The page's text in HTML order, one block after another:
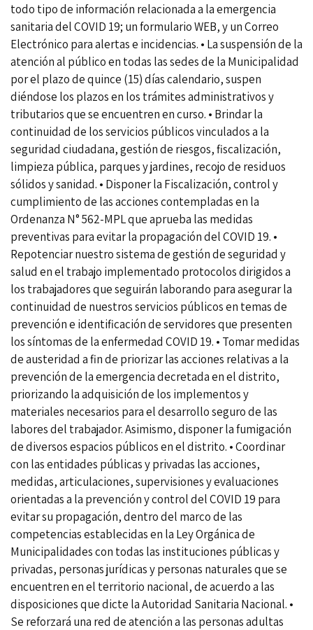
todo tipo de información relacionada a la emergencia
sanitaria del COVID 19; un formulario WEB, y un Correo
Electrónico para alertas e incidencias. • La suspensión de la
atención al público en todas las sedes de la Municipalidad
por el plazo de quince (15) días calendario, suspen
diéndose los plazos en los trámites administrativos y
tributarios que se encuentren en curso. • Brindar la
continuidad de los servicios públicos vinculados a la
seguridad ciudadana, gestión de riesgos, fiscalización,
limpieza pública, parques y jardines, recojo de residuos
sólidos y sanidad. • Disponer la Fiscalización, control y
cumplimiento de las acciones contempladas en la
Ordenanza N° 562-MPL que aprueba las medidas
preventivas para evitar la propagación del COVID 19. •
Repotenciar nuestro sistema de gestión de seguridad y
salud en el trabajo implementado protocolos dirigidos a
los trabajadores que seguirán laborando para asegurar la
continuidad de nuestros servicios públicos en temas de
prevención e identificación de servidores que presenten
los síntomas de la enfermedad COVID 19. • Tomar medidas
de austeridad a fin de priorizar las acciones relativas a la
prevención de la emergencia decretada en el distrito,
priorizando la adquisición de los implementos y
materiales necesarios para el desarrollo seguro de las
labores del trabajador. Asimismo, disponer la fumigación
de diversos espacios públicos en el distrito. • Coordinar
con las entidades públicas y privadas las acciones,
medidas, articulaciones, supervisiones y evaluaciones
orientadas a la prevención y control del COVID 19 para
evitar su propagación, dentro del marco de las
competencias establecidas en la Ley Orgánica de
Municipalidades con todas las instituciones públicas y
privadas, personas jurídicas y personas naturales que se
encuentren en el territorio nacional, de acuerdo a las
disposiciones que dicte la Autoridad Sanitaria Nacional. •
Se reforzará una red de atención a las personas adultas